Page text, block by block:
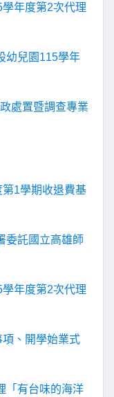
年度第2次代理
幼兒園115學年
處置暨調查專業
1學期收退費基
委託國立高雄師
年度第2次代理
、開學始業式
「有台味的海洋